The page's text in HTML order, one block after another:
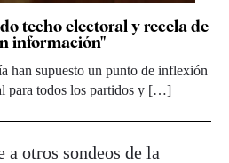
techo electoral y recela de
información"
han supuesto un punto de inflexión
para todos los partidos y […]
otros sondeos de la